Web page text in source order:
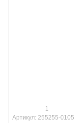
1
Артикул: 255255-0105